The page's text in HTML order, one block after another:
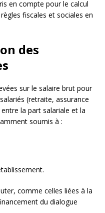
en compte pour le calcul
fiscales et sociales en
des
sur le salaire brut pour
(retraite, assurance
la part salariale et la
soumis à :
comme celles liées à la
du dialogue